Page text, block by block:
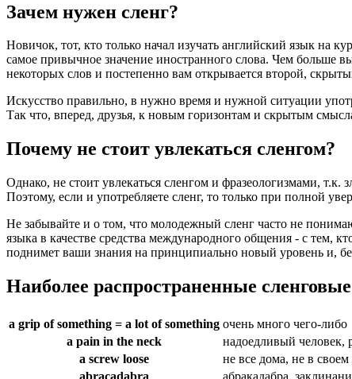
Зачем нужен сленг?
Новичок, тот, кто только начал изучать английский язык на
самое привычное значение иностранного слова. Чем больше
некоторых слов и постепенно вам открывается второй,
Искусство правильно, в нужно время и нужной ситуации
Так что, вперед, друзья, к новым горизонтам и скрытым
Почему не стоит увлекаться сленгом?
Однако, не стоит увлекаться сленгом и фразеологизмами,
Поэтому, если и употребляете сленг, то только при полной
Не забывайте и о том, что молодежный сленг часто не
языка в качестве средства международного общения - с тем,
поднимет ваши знания на принципиально новый уровень и,
Наиболее распространенные
a grip of something = a lot of something очень много чего-либо
a pain in the neck
надоедливый человек,
a screw loose
не все дома, не в
abracadabra
абракадабра,